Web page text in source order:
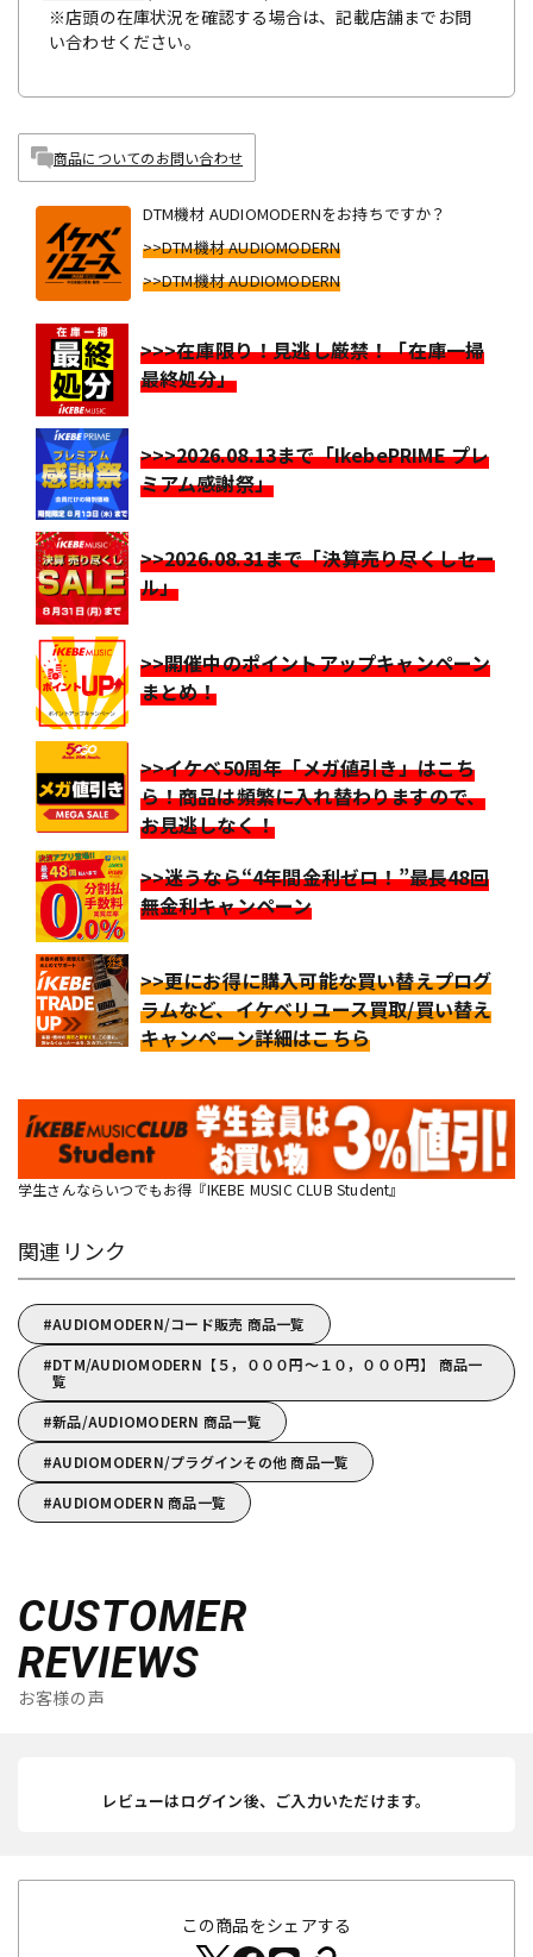
※店頭の在庫状況を確認する場合は、記載店舗までお問
い合わせください。
商品についてのお問い合わせ
DTM機材 AUDIOMODERNをお持ちですか？
>>DTM機材 AUDIOMODERN
>>DTM機材 AUDIOMODERN
>>>在庫限り！見逃し厳禁！「在庫一掃
最終処分」
>>>2026.08.13まで「IkebePRIME プレ
ミアム感謝祭」
>>2026.08.31まで「決算売り尽くしセー
ル」
>>開催中のポイントアップキャンペーン
まとめ！
>>イケベ50周年「メガ値引き」はこち
ら！商品は頻繁に入れ替わりますので、
お見逃しなく！
>>迷うなら“4年間金利ゼロ！”最長48回
無金利キャンペーン
>>更にお得に購入可能な買い替えプログ
ラムなど、イケベリユース買取/買い替え
キャンペーン詳細はこちら
学生さんならいつでもお得『IKEBE MUSIC CLUB Student』
関連リンク
AUDIOMODERN/コード販売 商品一覧
DTM/AUDIOMODERN【５，０００円～１０，０００円】 商品一
覧
新品/AUDIOMODERN 商品一覧
AUDIOMODERN/プラグインその他 商品一覧
AUDIOMODERN 商品一覧
CUSTOMER
REVIEWS
お客様の声
レビューはログイン後、ご入力いただけます。
この商品をシェアする